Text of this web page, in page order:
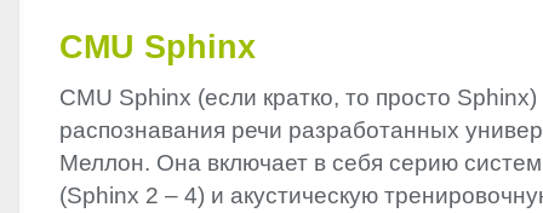
CMU Sphinx
CMU Sphinx (если кратко, то просто
распознавания речи разработанных
Меллон. Она включает в себя серию
(Sphinx 2 – 4) и акустическую